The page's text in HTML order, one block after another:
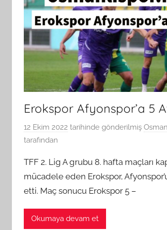
Erokspor Afyonspor’a 5
12 Ekim 2022 tarihinde gönderilmiş
tarafından
TFF 2. Lig A grubu 8. hafta maçları
mücadele eden Erokspor,
etti. Maç sonucu Erokspor 5 –
Okumaya devam et